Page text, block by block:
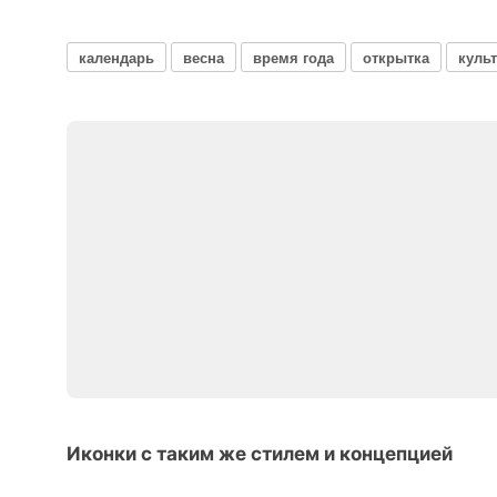
календарь весна время года открытка
Иконки с таким же стилем и концепцией